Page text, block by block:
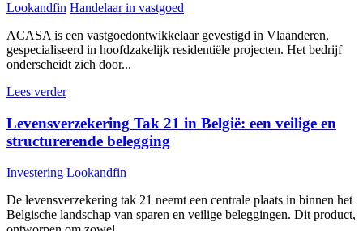
Lookandfin Handelaar in vastgoed
ACASA is een vastgoedontwikkelaar gevestigd in Vlaanderen,
gespecialiseerd in hoofdzakelijk residentiële projecten. Het bedrijf
onderscheidt zich door...
Lees verder
Levensverzekering Tak 21 in België: een veilige en
structurerende belegging
Investering Lookandfin
De levensverzekering tak 21 neemt een centrale plaats in binnen het
Belgische landschap van sparen en veilige beleggingen. Dit product,